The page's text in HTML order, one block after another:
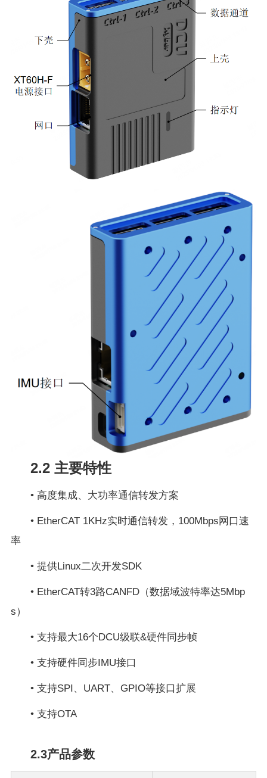
2.2 主要特性
• 高度集成、大功率通信转发方案
• EtherCAT 1KHz实时通信转发，100Mbps网口速
率
• 提供Linux二次开发SDK
• EtherCAT转3路CANFD（数据域波特率达5Mbp
s）
• 支持最大16个DCU级联&硬件同步帧
• 支持硬件同步IMU接口
• 支持SPI、UART、GPIO等接口扩展
• 支持OTA
2.3产品参数